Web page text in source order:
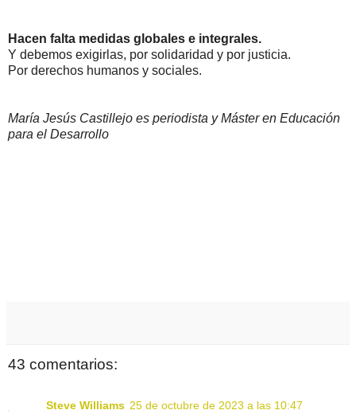
Hacen falta medidas globales e integrales.
Y debemos exigirlas, por solidaridad y por justicia.
Por derechos humanos y sociales.
María Jesús Castillejo es periodista y Máster en Educación
para el Desarrollo
43 comentarios:
Steve Williams 25 de octubre de 2023 a las 10:47